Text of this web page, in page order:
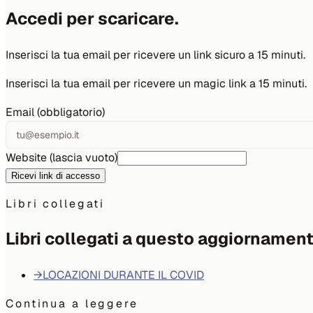
Accedi per scaricare.
Inserisci la tua email per ricevere un link sicuro a 15 minuti.
Inserisci la tua email per ricevere un magic link a 15 minuti.
Email (obbligatorio)
Website (lascia vuoto)
Ricevi link di accesso
Libri collegati
Libri collegati a questo
→LOCAZIONI DURANTE IL COVID
Continua a leggere